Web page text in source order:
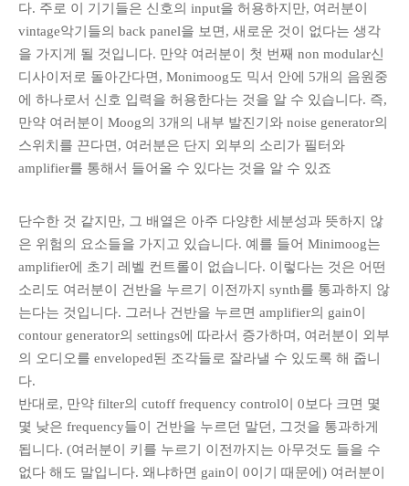
Electronic music
Granular Synthesis
Inverter
Iphone
Ircam iTerm2
Library Linux
Live
coding Live Electronics
MAX/MSP
MAX6
Memory multichannel PureData
SICMF Signal sound design
Stockhausen String quartet
SuperCollider
SuperCollider 3.5 Synthesis
Vocoder Writing XCode
META
Log in
EntriesRSS
CommentsRSS
다. 주로 이 기기들은 신호의 input을 허용하지만, 여러분이
vintage악기들의 back panel을 보면, 새로운 것이 없다는 생각
을 가지게 될 것입니다. 만약 여러분이 첫 번째 non modular신
디사이저로 돌아간다면, Monimoog도 믹서 안에 5개의 음원중
에 하나로서 신호 입력을 허용한다는 것을 알 수 있습니다. 즉,
만약 여러분이 Moog의 3개의 내부 발진기와 noise generator의
스위치를 끈다면, 여러분은 단지 외부의 소리가 필터와
amplifier를 통해서 들어올 수 있다는 것을 알 수 있죠
단수한 것 같지만, 그 배열은 아주 다양한 세분성과 뜻하지 않
은 위험의 요소들을 가지고 있습니다. 예를 들어 Minimoog는
amplifier에 초기 레벨 컨트롤이 없습니다. 이렇다는 것은 어떤
소리도 여러분이 건반을 누르기 이전까지 synth를 통과하지 않
는다는 것입니다. 그러나 건반을 누르면 amplifier의 gain이
contour generator의 settings에 따라서 증가하며, 여러분이 외부
의 오디오를 enveloped된 조각들로 잘라낼 수 있도록 해 줍니
다.
반대로, 만약 filter의 cutoff frequency control이 0보다 크면 몇
몇 낮은 frequency들이 건반을 누르던 말던, 그것을 통과하게
됩니다. (여러분이 키를 누르기 이전까지는 아무것도 들을 수
없다 해도 말입니다. 왜냐하면 gain이 0이기 때문에) 여러분이